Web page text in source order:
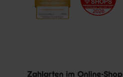
Zahlarten im Online-Shop